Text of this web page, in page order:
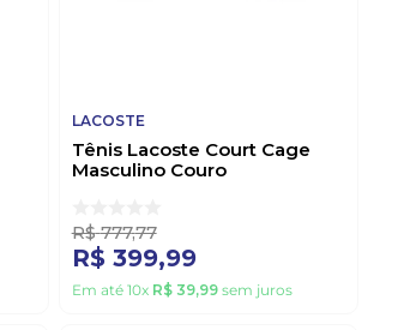
LACOSTE
Tênis Lacoste Court Cage
Masculino Couro
R$ 777,77
R$ 399,99
Em até 10x R$ 39,99sem juros